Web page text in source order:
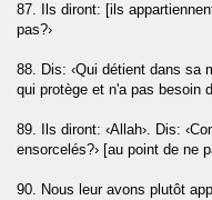
87. Ils diront: [ils
pas?›
88. Dis: ‹Qui détient dans sa
qui protège et n'a pas besoin
89. Ils diront: ‹Allah›. Dis:
ensorcelés?› [au point de ne
90. Nous leur avons plutôt